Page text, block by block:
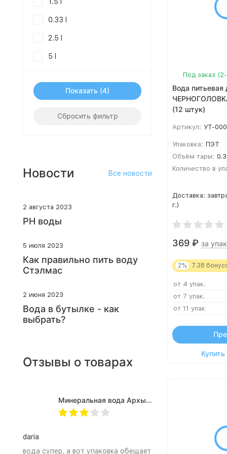
Под заказ
Вода питьевая
(12 штук)
Артикул: УТ-
Упаковка: ПЭТ
Объём тары:
Количество в
Доставка:
г.)
369 ₽ за
2% 7.38
от 4 упак.
от 7 упак.
от 11 упак
0.33 l
2.5 l
5 l
Показать
Сбросить фильтр
Новости Все новости
2 августа 2023
PH воды
5 июля 2023
Как правильно пить воду
Стэлмас
2 июня 2023
Вода в бутылке - как
выбрать?
Отзывы о товарах
Минеральная вода Архыз Vita негазированная, ПЭТ 0.5 л (12 штук)
daria
вода супер, а вот упаковка обещает